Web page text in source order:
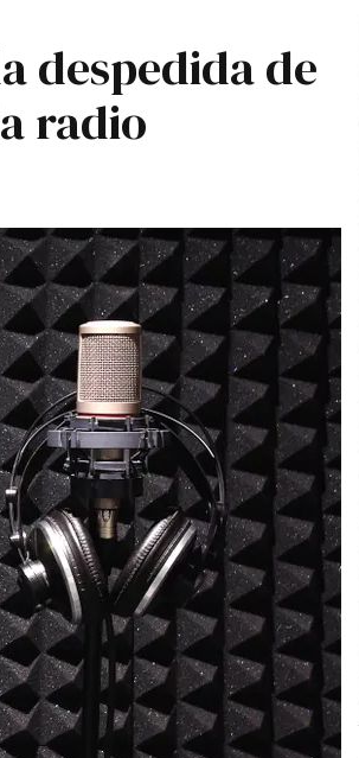
despedida de
radio